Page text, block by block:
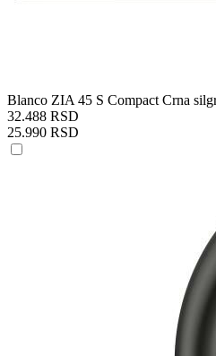
Blanco ZIA 45 S Compact Crna
32.488 RSD
25.990 RSD